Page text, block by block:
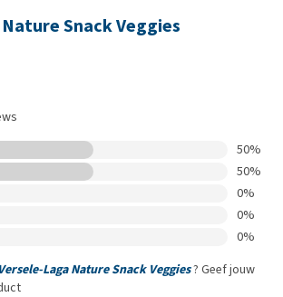
Snack Veggies
50%
50%
0%
0%
0%
Versele-Laga Nature Snack Veggies? Geef jouw